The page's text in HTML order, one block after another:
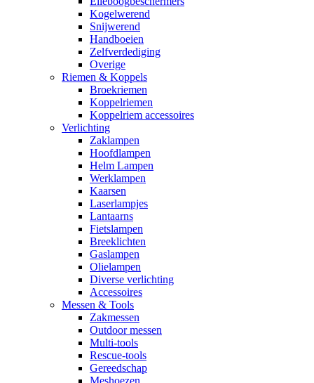
Kogelwerend
Snijwerend
Handboeien
Zelfverdediging
Overige
Riemen & Koppels
Broekriemen
Koppelriemen
Koppelriem accessoires
Verlichting
Zaklampen
Hoofdlampen
Helm Lampen
Werklampen
Kaarsen
Laserlampjes
Lantaarns
Fietslampen
Breeklichten
Gaslampen
Olielampen
Diverse verlichting
Accessoires
Messen & Tools
Zakmessen
Outdoor messen
Multi-tools
Rescue-tools
Gereedschap
Meshoezen